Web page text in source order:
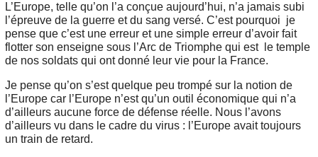
L’Europe, telle qu’on l’a conçue aujourd’hui, n’a jamais subi
l’épreuve de la guerre et du sang versé. C’est pourquoi je
pense que c’est une erreur et une simple erreur d’avoir fait
flotter son enseigne sous l’Arc de Triomphe qui est le temple
de nos soldats qui ont donné leur vie pour la France.
Je pense qu’on s’est quelque peu trompé sur la notion de
l’Europe car l’Europe n’est qu’un outil économique qui n’a
d’ailleurs aucune force de défense réelle. Nous l’avons
d’ailleurs vu dans le cadre du virus : l’Europe avait toujours
un train de retard.